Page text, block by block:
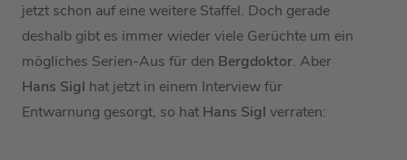
jetzt schon auf eine weitere Staffel. Doch gerade
deshalb gibt es immer wieder viele Gerüchte um ein
mögliches Serien-Aus für den Bergdoktor. Aber
Hans Sigl hat jetzt in einem Interview für
Entwarnung gesorgt, so hat Hans Sigl verraten: